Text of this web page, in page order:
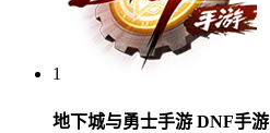
1
地下城与勇士手游 DNF手游